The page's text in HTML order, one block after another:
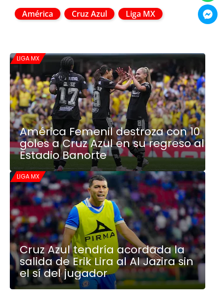
América Cruz Azul Liga MX
LIGA MX
América Femenil destroza con 10
goles a Cruz Azul en su regreso al
Estadio Banorte
LIGA MX
Cruz Azul tendría acordada la
salida de Erik Lira al Al Jazira sin
el sí del jugador